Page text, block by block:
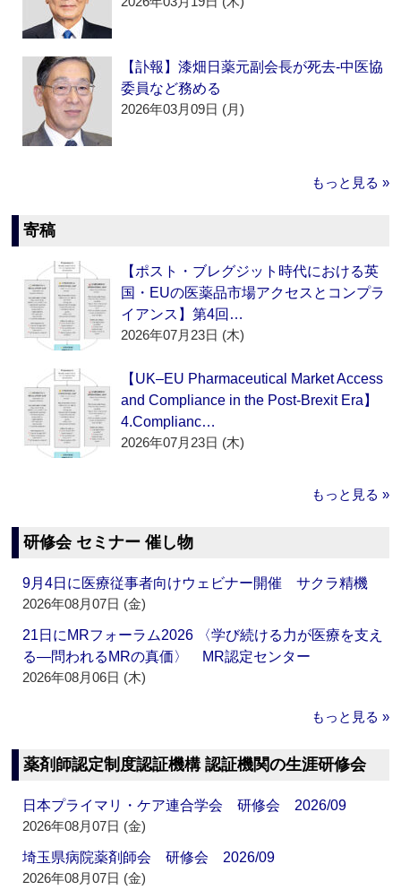
【訃報】漆畑日薬元副会長が死去‐中医協
委員など務める
2026年03月09日 (月)
もっと見る »
寄稿
【ポスト・ブレグジット時代における英
国・EUの医薬品市場アクセスとコンプラ
イアンス】第4回…
2026年07月23日 (木)
【UK–EU Pharmaceutical Market Access
and Compliance in the Post-Brexit Era】
4.Complianc…
2026年07月23日 (木)
もっと見る »
研修会 セミナー 催し物
9月4日に医療従事者向けウェビナー開催 サクラ精機
2026年08月07日 (金)
21日にMRフォーラム2026 〈学び続ける力が医療を支え
る―問われるMRの真価〉 MR認定センター
2026年08月06日 (木)
もっと見る »
薬剤師認定制度認証機構 認証機関の生涯研修会
日本プライマリ・ケア連合学会 研修会 2026/09
2026年08月07日 (金)
埼玉県病院薬剤師会 研修会 2026/09
2026年08月07日 (金)